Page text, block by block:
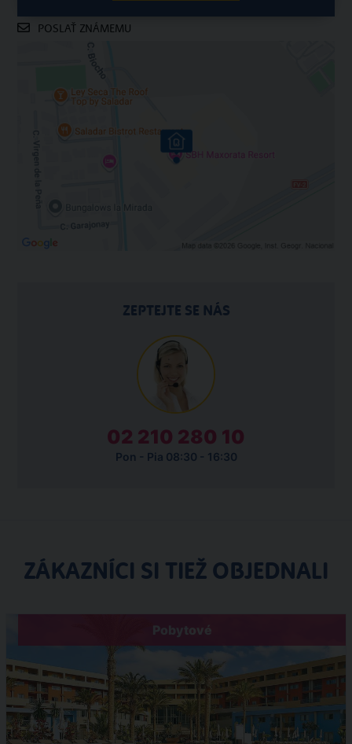
POSLAŤ ZNÁMEMU
ZEPTEJTE SE NÁS
02 210 280 10
Pon - Pia 08:30 - 16:30
ZÁKAZNÍCI SI TIEŽ OBJEDNALI
Pobytové